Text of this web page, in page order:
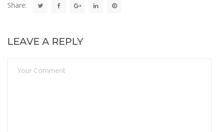
Share:
LEAVE A REPLY